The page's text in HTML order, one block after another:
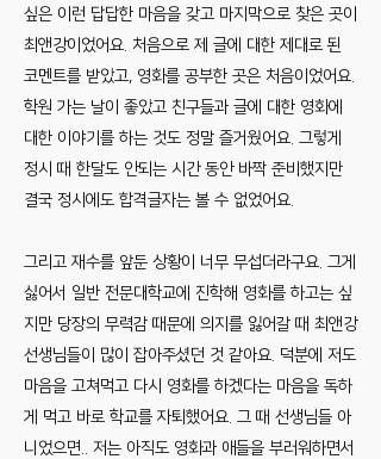
싶은 이런 답답한 마음을 갖고 마지막으로 찾은 곳이
최앤강이었어요. 처음으로 제 글에 대한 제대로 된
코멘트를 받았고, 영화를 공부한 곳은 처음이었어요.
학원 가는 날이 좋았고 친구들과 글에 대한 영화에
대한 이야기를 하는 것도 정말 즐거웠어요. 그렇게
정시 때 한달도 안되는 시간 동안 바짝 준비했지만
결국 정시에도 합격글자는 볼 수 없었어요.
그리고 재수를 앞둔 상황이 너무 무섭더라구요. 그게
싫어서 일반 전문대학교에 진학해 영화를 하고는 싶
지만 당장의 무력감 때문에 의지를 잃어갈 때 최앤강
선생님들이 많이 잡아주셨던 것 같아요. 덕분에 저도
마음을 고쳐먹고 다시 영화를 하겠다는 마음을 독하
게 먹고 바로 학교를 자퇴했어요. 그 때 선생님들 아
니었으면.. 저는 아직도 영화과 애들을 부러워하면서